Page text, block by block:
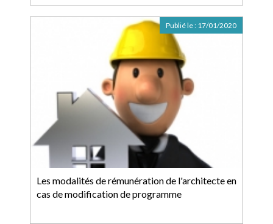
Les modalités de rémunération de l'architecte en
cas de modification de programme
Publié le : 17/01/2020